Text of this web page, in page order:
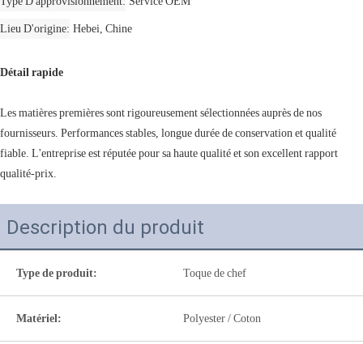
Lieu D'origine Hebei, Chine
Détail rapide
Les matières premières sont rigoureusement sélectionnées auprès de nos
fournisseurs. Performances stables, longue durée de conservation et qualité
fiable. L'entreprise est réputée pour sa haute qualité et son excellent rapport
qualité-prix.
Description du produit
Type de produit: Toque de chef
Matériel: Polyester / Coton